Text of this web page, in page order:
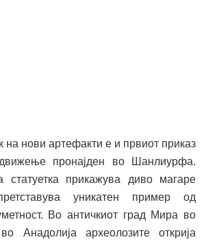
на нови артефакти е и првиот приказ
пронајден во Шанлиурфа.
статуетка прикажува диво магаре
уникатен пример од
Во античкиот град Мира во
Анадолија археолозите открија